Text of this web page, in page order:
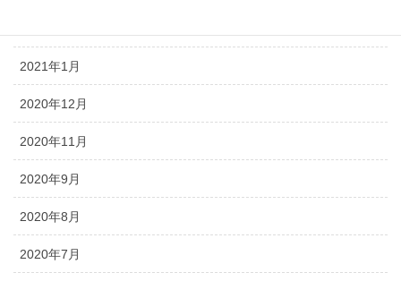
2021年1月
2020年12月
2020年11月
2020年9月
2020年8月
2020年7月